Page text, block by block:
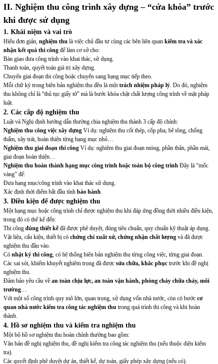
II. Nghiệm thu công trình xây dựng – “cửa khóa” trước
khi được sử dụng
1. Khái niệm và vai trò
Hiểu đơn giản, nghiệm thulà việc chủ đầu tư cùng các bên liên quan kiểm tra và xác
nhận kết quả thi côngđể làm cơ sở cho:
Bàn giao đưa công trình vào khai thác, sử dụng.
Thanh toán, quyết toán giá trị xây dựng.
Chuyển giai đoạn thi công hoặc chuyển sang hạng mục tiếp theo.
Mỗi chữ ký trong biên bản nghiệm thu đều là mộttrách nhiệm pháp lý. Do đó, nghiệm
thu không chỉ là “thủ tục giấy tờ” mà là bước khóa chặt chất lượng công trình về mặt pháp
luật.
2. Các cấp độ nghiệm thu
Luật và Nghị định hướng dẫn thường chia nghiệm thu thành 3 cấp độ chính:
Nghiệm thu công việc xây dựngVí dụ: nghiệm thu cốt thép, cốp pha, bê tông, chống
thấm, xây trát, hoàn thiện từng hạng mục nhỏ…
Nghiệm thu giai đoạn thi côngVí dụ: nghiệm thu giai đoạn móng, phần thân, phần mái,
giai đoạn hoàn thiện…
Nghiệm thu hoàn thành hạng mục công trình hoặc toàn bộ công trìnhĐây là “mốc
vàng” để:
Đưa hạng mục/công trình vào khai thác sử dụng.
Xác định thời điểm bắt đầu tính bảo hành.
3. Điều kiện để được nghiệm thu
Một hạng mục hoặc công trình chỉ được nghiệm thu khi đáp ứng đồng thời nhiều điều kiện,
trong đó có thể kể đến:
Thi công đúng thiết kếđã được phê duyệt, đúng tiêu chuẩn, quy chuẩn kỹ thuật áp dụng.
Vật liệu, cấu kiện, thiết bị có chứng chỉ xuất xứ, chứng nhận chất lượngvà đã được
nghiệm thu đầu vào.
Có nhật ký thi công, có hệ thống biên bản nghiệm thu từng công việc, từng giai đoạn.
Các sai sót, khiếm khuyết nghiêm trọng đã được sửa chữa, khắc phụctrước khi đề nghị
nghiệm thu.
Đảm bảo yêu cầu về an toàn chịu lực, an toàn vận hành, phòng cháy chữa cháy, môi
trường…
Với một số công trình quy mô lớn, quan trọng, sử dụng vốn nhà nước, còn có bước cơ
quan nhà nước kiểm tra công tác nghiệm thutrong quá trình thi công và khi hoàn
thành.
4. Hồ sơ nghiệm thu và kiểm tra nghiệm thu
Một bộ hồ sơ nghiệm thu hoàn chỉnh thường bao gồm:
Văn bản đề nghị nghiệm thu, đề nghị kiểm tra công tác nghiệm thu (nếu thuộc diện kiểm
tra).
Các quyết định phê duyệt dự án, thiết kế, dự toán, giấy phép xây dựng (nếu có).